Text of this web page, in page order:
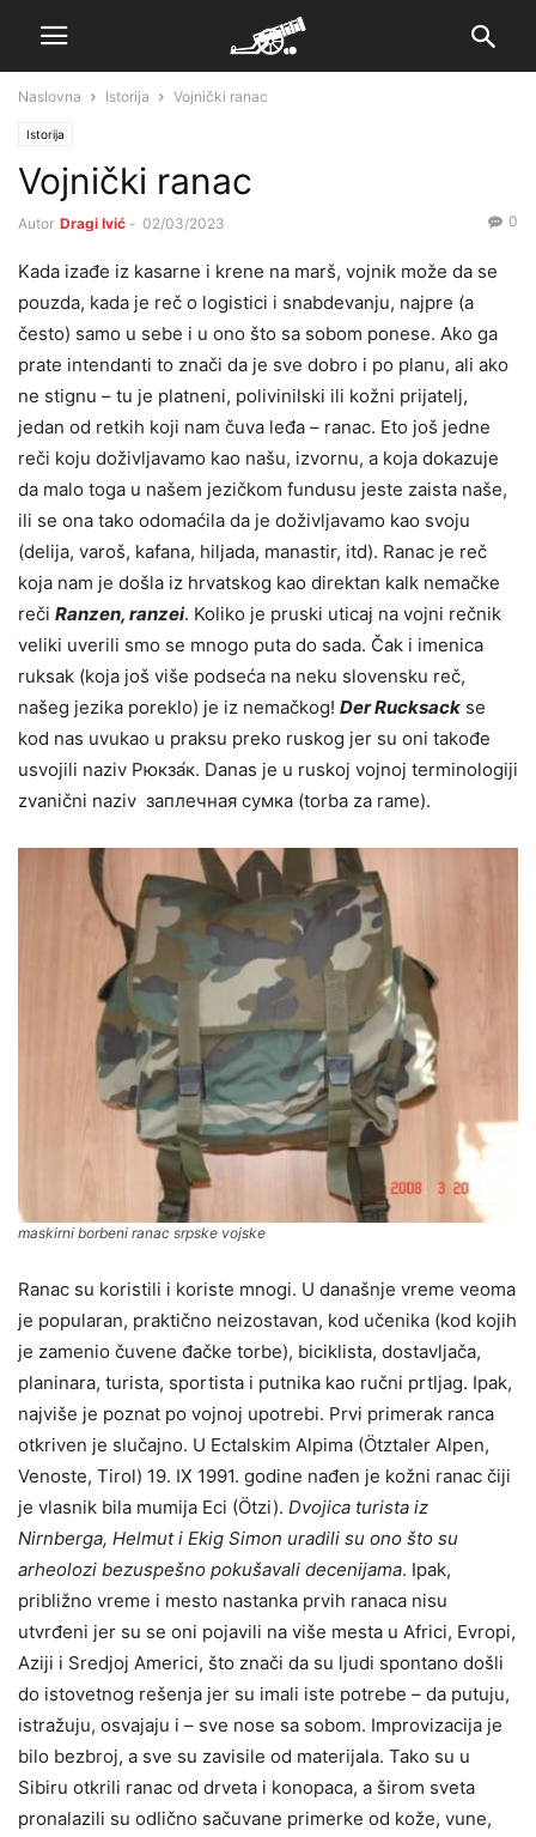
Naslovna Istorija Vojnički ranac
Istorija
Vojnički ranac
Autor Dragi Ivić - 02/03/2023 0
Kada izađe iz kasarne i krene na marš, vojnik može da se
pouzda, kada je reč o logistici i snabdevanju, najpre (a
često) samo u sebe i u ono što sa sobom ponese. Ako ga
prate intendanti to znači da je sve dobro i po planu, ali ako
ne stignu – tu je platneni, polivinilski ili kožni prijatelj,
jedan od retkih koji nam čuva leđa – ranac. Eto još jedne
reči koju doživljavamo kao našu, izvornu, a koja dokazuje
da malo toga u našem jezičkom fundusu jeste zaista naše,
ili se ona tako odomaćila da je doživljavamo kao svoju
(delija, varoš, kafana, hiljada, manastir, itd). Ranac je reč
koja nam je došla iz hrvatskog kao direktan kalk nemačke
reči Ranzen, ranzei. Koliko je pruski uticaj na vojni rečnik
veliki uverili smo se mnogo puta do sada. Čak i imenica
ruksak (koja još više podseća na neku slovensku reč,
našeg jezika poreklo) je iz nemačkog! Der Rucksack se
kod nas uvukao u praksu preko ruskog jer su oni takođe
usvojili naziv Рюкза́к. Danas je u ruskoj vojnoj terminologiji
zvanični naziv заплечная сумка (torba za rame).
maskirni borbeni ranac srpske vojske
Ranac su koristili i koriste mnogi. U današnje vreme veoma
je popularan, praktično neizostavan, kod učenika (kod kojih
je zamenio čuvene đačke torbe), biciklista, dostavljača,
planinara, turista, sportista i putnika kao ručni prtljag. Ipak,
najviše je poznat po vojnoj upotrebi. Prvi primerak ranca
otkriven je slučajno. U Ectalskim Alpima (Ötztaler Alpen,
Venoste, Tirol) 19. IX 1991. godine nađen je kožni ranac čiji
je vlasnik bila mumija Eci (Ötzi). Dvojica turista iz
Nirnberga, Helmut i Ekig Simon uradili su ono što su
arheolozi bezuspešno pokušavali decenijama. Ipak,
približno vreme i mesto nastanka prvih ranaca nisu
utvrđeni jer su se oni pojavili na više mesta u Africi, Evropi,
Aziji i Sredjoj Americi, što znači da su ljudi spontano došli
do istovetnog rešenja jer su imali iste potrebe – da putuju,
istražuju, osvajaju i – sve nose sa sobom. Improvizacija je
bilo bezbroj, a sve su zavisile od materijala. Tako su u
Sibiru otkrili ranac od drveta i konopaca, a širom sveta
pronalazili su odlično sačuvane primerke od kože, vune,